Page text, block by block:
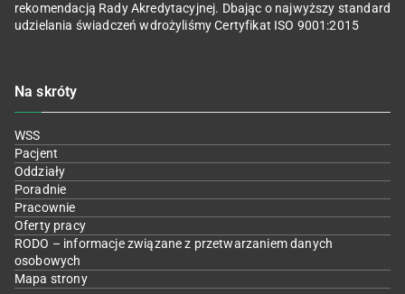
rekomendacją Rady Akredytacyjnej. Dbając o najwyższy standard
udzielania świadczeń wdrożyliśmy Certyfikat ISO 9001:2015
Na skróty
WSS
Pacjent
Oddziały
Poradnie
Pracownie
Oferty pracy
RODO – informacje związane z przetwarzaniem danych
osobowych
Mapa strony